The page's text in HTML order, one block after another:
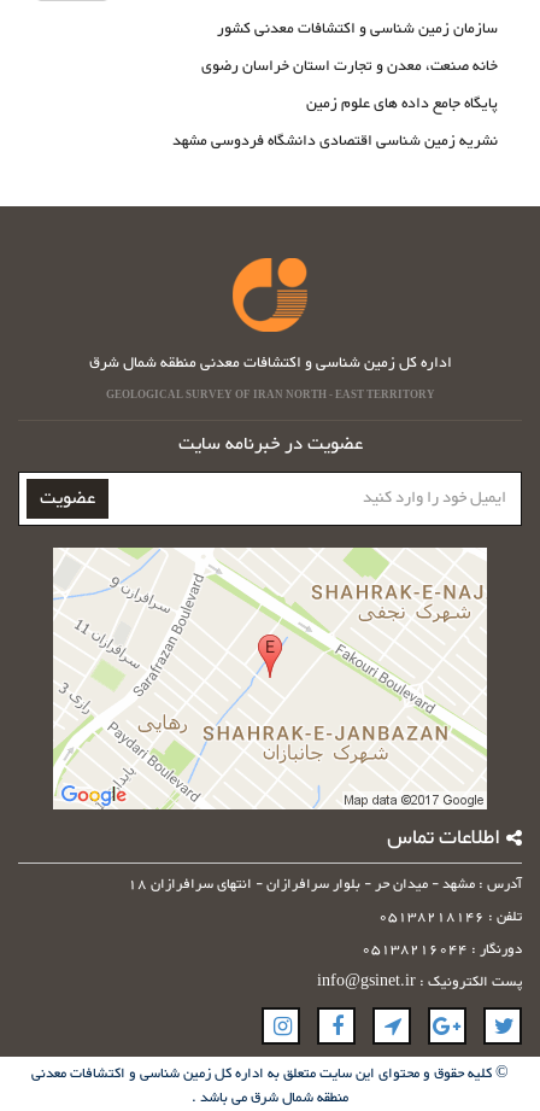
سازمان زمین شناسی و اکتشافات معدنی کشور
خانه صنعت، معدن و تجارت استان خراسان رضوی
پایگاه جامع داده های علوم زمین
نشریه زمین شناسی اقتصادی دانشگاه فردوسی مشهد
اطلاعات تماس
آدرس : مشهد - میدان حر - بلوار سرافرازان - انتهای سرافرازان 18
تلفن : 05138218146
دورنگار : 05138216044
پست الکترونیک : info@gsinet.ir
اداره کل زمین شناسی و اکتشافات معدنی منطقه شمال شرق
GEOLOGICAL SURVEY OF IRAN NORTH - EAST TERRITORY
عضویت در خبرنامه سایت
ایمیل
خود
را
عضویت
© کلیه حقوق و محتوای این سایت متعلق به اداره کل زمین شناسی و اکتشافات معدنی
منطقه شمال شرق می باشد .